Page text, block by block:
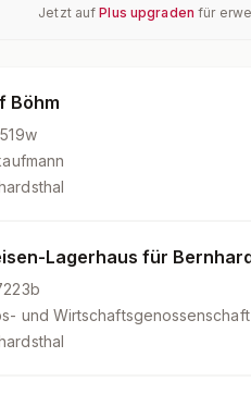
Jetzt aufPlus upgraden für
Böhm
Lagerhaus für
und Wirtschaftsgenossenschaft